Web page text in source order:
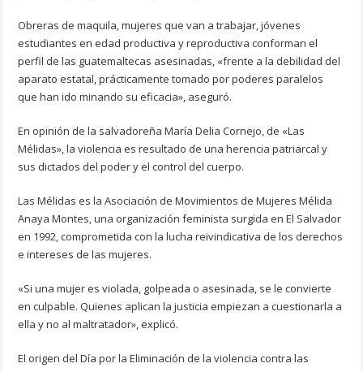
Obreras de maquila, mujeres que van a trabajar, jóvenes
estudiantes en edad productiva y reproductiva conforman el
perfil de las guatemaltecas asesinadas, «frente a la debilidad del
aparato estatal, prácticamente tomado por poderes paralelos
que han ido minando su eficacia», aseguró.
En opinión de la salvadoreña María Delia Cornejo, de «Las
Mélidas», la violencia es resultado de una herencia patriarcal y
sus dictados del poder y el control del cuerpo.
Las Mélidas es la Asociación de Movimientos de Mujeres Mélida
Anaya Montes, una organización feminista surgida en El Salvador
en 1992, comprometida con la lucha reivindicativa de los derechos
e intereses de las mujeres.
«Si una mujer es violada, golpeada o asesinada, se le convierte
en culpable. Quienes aplican la justicia empiezan a cuestionarla a
ella y no al maltratador», explicó.
El origen del Día por la Eliminación de la violencia contra las